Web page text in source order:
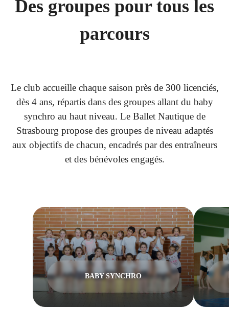
Des groupes pour tous les
parcours
Le club accueille chaque saison près de 300 licenciés,
dès 4 ans, répartis dans des groupes allant du baby
synchro au haut niveau. Le Ballet Nautique de
Strasbourg propose des groupes de niveau adaptés
aux objectifs de chacun, encadrés par des entraîneurs
et des bénévoles engagés.
BABY SYNCHRO